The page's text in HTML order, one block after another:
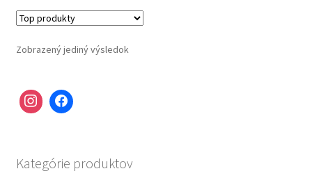
Zobrazený jediný výsledok
Kategórie produktov